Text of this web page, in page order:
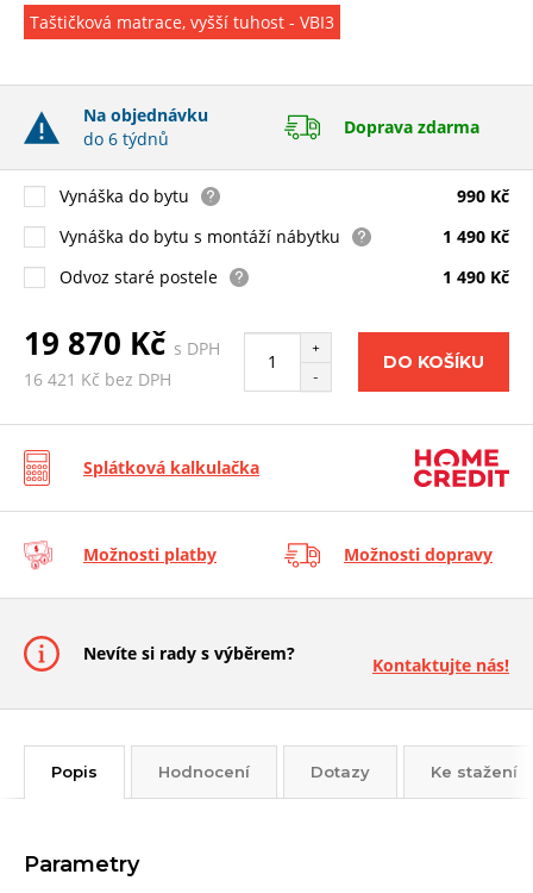
Taštičková matrace, vyšší tuhost - VBI3
Na objednávku
do 6 týdnů
Doprava zdarma
Vynáška do bytu
990 Kč
Vynáška do bytu s montáží nábytku
1 490 Kč
Odvoz staré postele
1 490 Kč
19 870 Kč s DPH
16 421 Kč bez DPH
+
-
DO KOŠÍKU
Splátková kalkulačka
Možnosti platby Možnosti dopravy
Nevíte si rady s výběrem?
Kontaktujte nás!
Popis Hodnocení Dotazy Ke stažení
Parametry